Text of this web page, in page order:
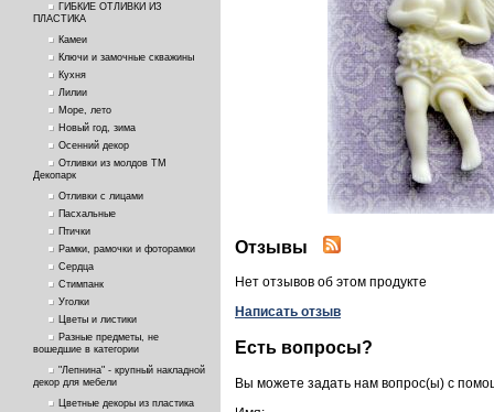
ГИБКИЕ ОТЛИВКИ ИЗ
ПЛАСТИКА
Камеи
Ключи и замочные скважины
Кухня
Лилии
Море, лето
Новый год, зима
Осенний декор
Отливки из молдов ТМ
Декопарк
Отливки с лицами
Пасхальные
Птички
Рамки, рамочки и фоторамки
Сердца
Стимпанк
Уголки
Цветы и листики
Разные предметы, не
вошедшие в категории
"Лепнина" - крупный накладной
декор для мебели
Цветные декоры из пластика
Отзывы
Нет отзывов об этом продукте
Написать отзыв
Есть вопросы?
Вы можете задать нам вопрос(ы) с